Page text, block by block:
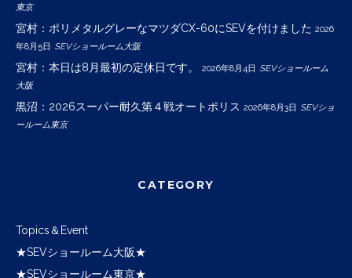
東京
宮村：ポリメタルグレーなマツダCX-60にSEVを付けました 2026
年8月5日 SEVショールーム大阪
宮村：本日は8月最初の定休日です。 2026年8月4日 SEVショールーム
大阪
黒沼：2026スーパー耐久第４戦オートポリス 2026年8月3日 SEVショ
ールーム東京
CATEGORY
Topics＆Event
★SEVショールーム大阪★
★SEVショールーム東京★